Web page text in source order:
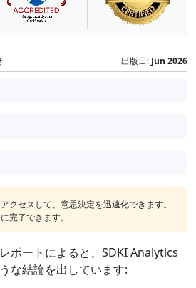
出版日: Jun 2026
クセスして、意思決定を迅速化できます。
完了できます。
ポートによると、SDKI Analytics
な結論を出しています: